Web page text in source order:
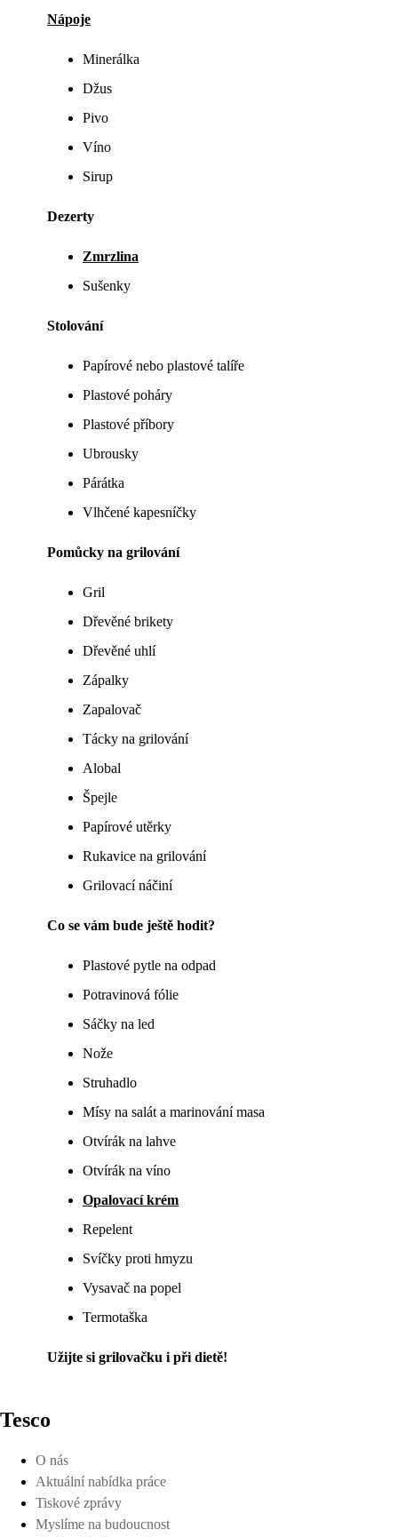
Nápoje
Minerálka
Džus
Pivo
Víno
Sirup
Dezerty
Zmrzlina
Sušenky
Stolování
Papírové nebo plastové talíře
Plastové poháry
Plastové příbory
Ubrousky
Párátka
Vlhčené kapesníčky
Pomůcky na grilování
Gril
Dřevěné brikety
Dřevěné uhlí
Zápalky
Zapalovač
Tácky na grilování
Alobal
Špejle
Papírové utěrky
Rukavice na grilování
Grilovací náčiní
Co se vám bude ještě hodit?
Plastové pytle na odpad
Potravinová fólie
Sáčky na led
Nože
Struhadlo
Mísy na salát a marinování masa
Otvírák na lahve
Otvírák na víno
Opalovací krém
Repelent
Svíčky proti hmyzu
Vysavač na popel
Termotaška
Užijte si grilovačku i při dietě!
Tesco
O nás
Aktuální nabídka práce
Tiskové zprávy
Myslíme na budoucnost